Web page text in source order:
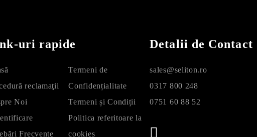
uri rapide
reclamaţii
Noi
Frecvente
Termeni de
Confidențialitate
Termeni și Condiții
Politica referitoare la
cookies
Detalii de Contact
sales@seliton.ro
0317 800 248
0751 60 88 52